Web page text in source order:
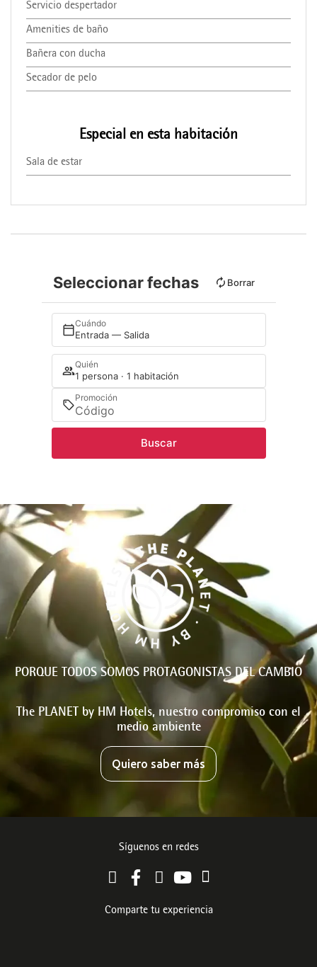
Servicio despertador
Amenities de baño
Bañera con ducha
Secador de pelo
Especial en esta habitación
Sala de estar
Seleccionar fechas Borrar
Cuándo
Entrada — Salida
Quién
1 persona · 1 habitación
Promoción
Buscar
PORQUE TODOS SOMOS PROTAGONISTAS DEL CAMBIO
The PLANET by HM Hotels, nuestro compromiso con el
medio ambiente
Quiero saber más
Síguenos en redes
Comparte tu experiencia